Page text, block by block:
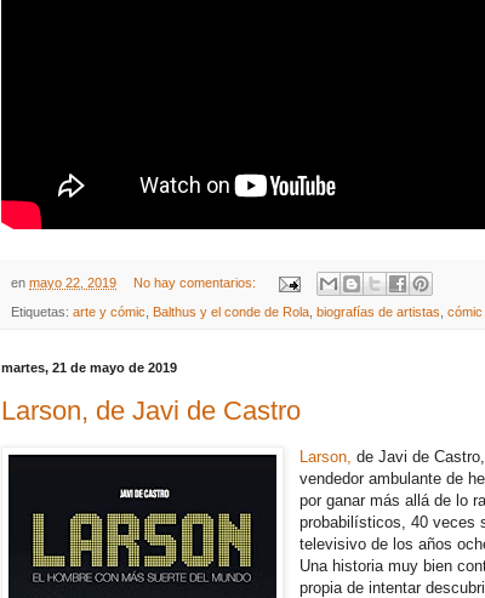
en mayo 22, 2019 No hay comentarios:
Etiquetas: arte y cómic Balthus y el conde de Rola biografías de artistas cómic
martes, 21 de mayo de 2019
Larson, de Javi de Castro
Larson, de Javi de
vendedor ambulante de
por ganar más allá de lo
probabilísticos, 40 veces
televisivo de los años
Una historia muy bien
propia de intentar